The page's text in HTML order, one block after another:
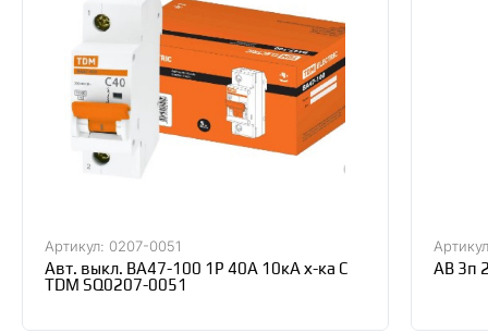
Артикул: 0207-0051
Авт. выкл. ВА47-100 1Р 40А 10кА х-ка С
TDM SQ0207-0051
АВ 3п